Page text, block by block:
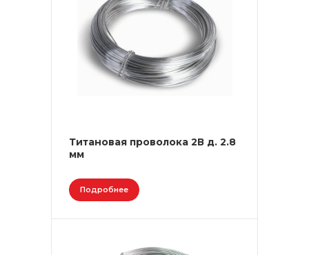
Титановая проволока 2В д. 2.8
мм
Подробнее